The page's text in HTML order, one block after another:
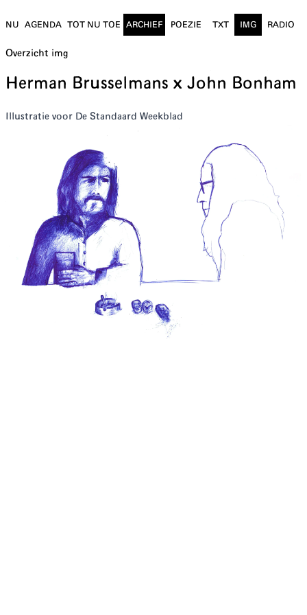
NU AGENDA TOT NU TOE ARCHIEF POEZIE TXT IMG RADIO
Overzicht img
Herman Brusselmans x John Bonham
I llustratie voor De Standaard Weekblad